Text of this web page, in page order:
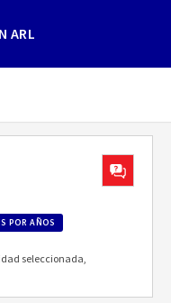
ARL
POR AÑOS
seleccionada,